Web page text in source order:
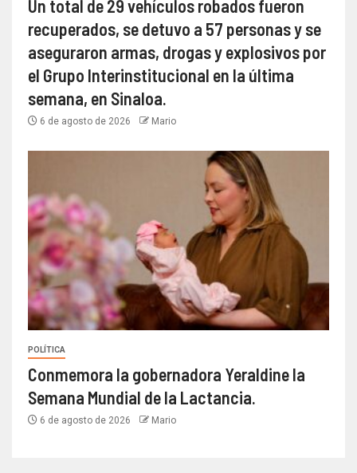
Un total de 29 vehículos robados fueron
recuperados, se detuvo a 57 personas y se
aseguraron armas, drogas y explosivos por
el Grupo Interinstitucional en la última
semana, en Sinaloa.
6 de agosto de 2026 Mario
POLÍTICA
Conmemora la gobernadora Yeraldine la
Semana Mundial de la Lactancia.
6 de agosto de 2026 Mario